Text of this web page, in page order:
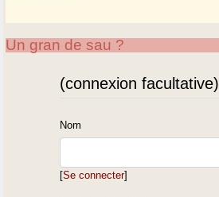
Un gran de sau ?
(connexion facultative)
Nom
[Se connecter]